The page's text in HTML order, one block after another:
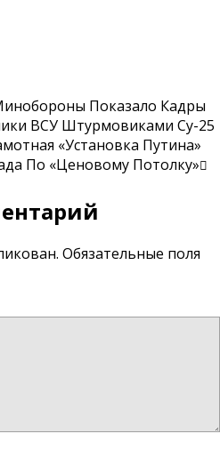
Показало Кадры
ВСУ Штурмовиками Су-25
«установка Путина»
По «ценовому Потолку»
Обязательные поля